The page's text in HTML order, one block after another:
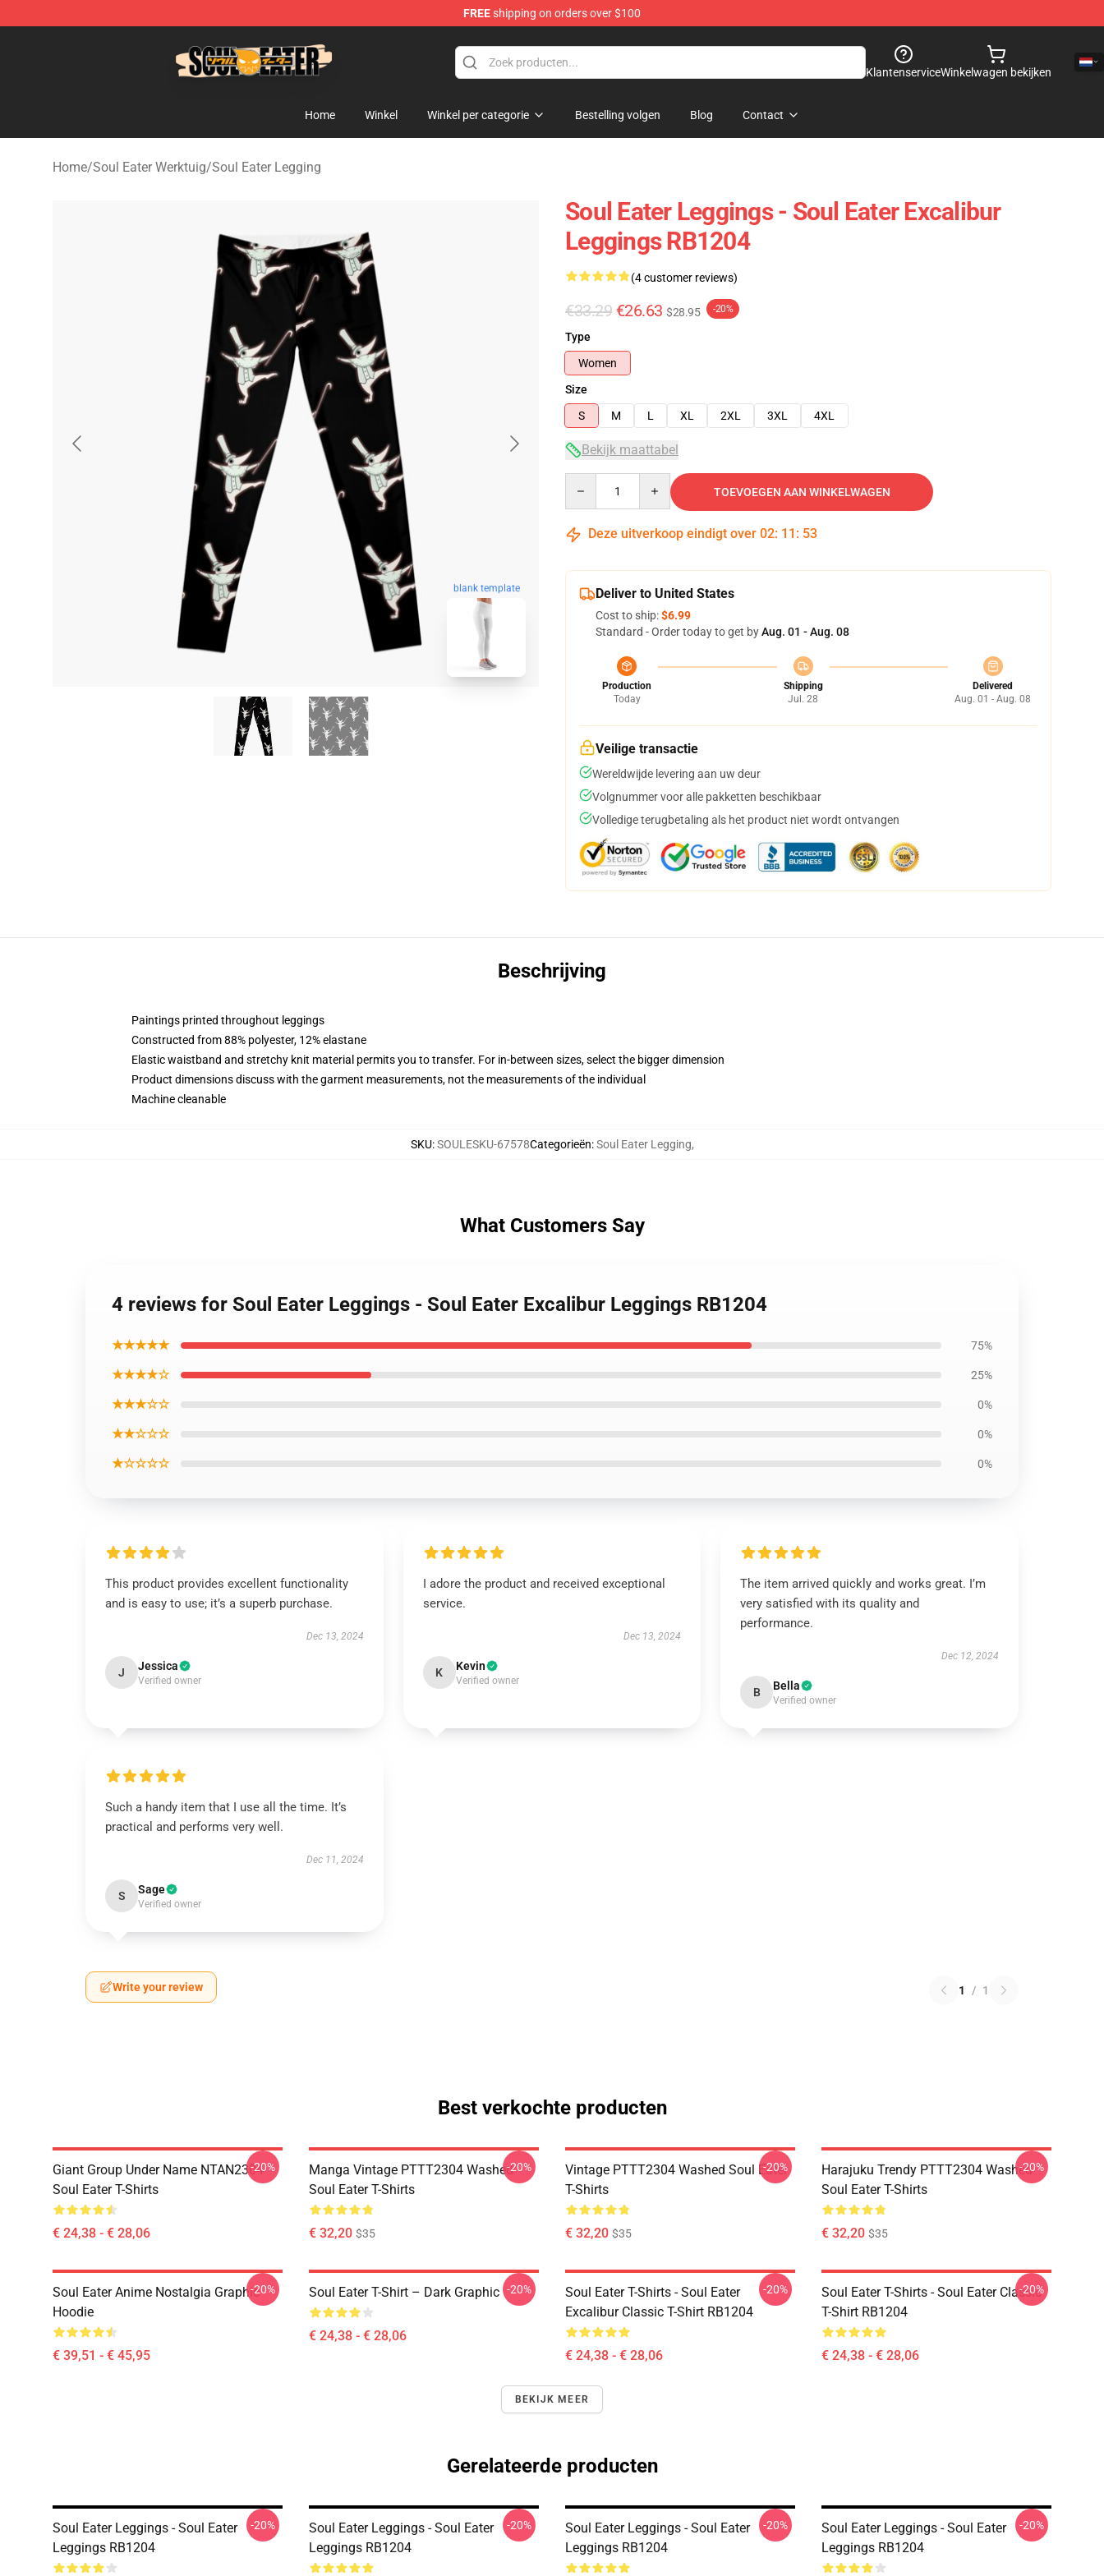
FREEshipping on orders over $100
KlantenserviceWinkelwagen bekijken
Home Winkel Winkel per categorie Bestelling volgen Blog Contact
Home/Soul Eater Werktuig/Soul Eater Legging
blank template
Soul Eater Leggings - Soul Eater Excalibur
Leggings RB1204
(4 customer reviews)
€33.29 €26.63 $28.95 -20%
Type
Women
Size
S
M L XL 2XL 3XL 4XL
Bekijk maattabel
TOEVOEGEN AAN WINKELWAGEN
Deze uitverkoop eindigt over 02: 11 : 52
Deliver to United States
Cost to ship:$6.99
Standard - Order today to get byAug. 01 - Aug. 08
Production
Today
Shipping
Jul. 28
Delivered
Aug. 01 - Aug. 08
Veilige transactie
Wereldwijde levering aan uw deur
Volgnummer voor alle pakketten beschikbaar
Volledige terugbetaling als het product niet wordt ontvangen
Beschrijving
Paintings printed throughout leggings
Constructed from 88% polyester, 12% elastane
Elastic waistband and stretchy knit material permits you to transfer. For in-between sizes, select the bigger dimension
Product dimensions discuss with the garment measurements, not the measurements of the individual
Machine cleanable
SKU:SOULESKU-67578Categorieën:Soul Eater Legging,
What Customers Say
4 reviews for Soul Eater Leggings - Soul Eater Excalibur Leggings RB1204
★★★★★ 75%
★★★★☆ 25%
★★★☆☆ 0%
★★☆☆☆ 0%
★☆☆☆☆ 0%
This product provides excellent functionality
and is easy to use; it’s a superb purchase.
Dec 13, 2024
J Jessica
Verified owner
I adore the product and received exceptional
service.
Dec 13, 2024
K Kevin
Verified owner
The item arrived quickly and works great. I’m
very satisfied with its quality and
performance.
Dec 12, 2024
B Bella
Verified owner
Such a handy item that I use all the time. It’s
practical and performs very well.
Dec 11, 2024
S Sage
Verified owner
Write your review 1 / 1
Best verkochte producten
Giant Group Under Name NTAN2304
Soul Eater T-Shirts
€ 24,38 - € 28,06
-20%
Manga Vintage PTTT2304 Washed
Soul Eater T-Shirts
€ 32,20 $35
-20%
Vintage PTTT2304 Washed Soul Eater
T-Shirts
€ 32,20 $35
-20%
Harajuku Trendy PTTT2304 Washed
Soul Eater T-Shirts
€ 32,20 $35
-20%
Soul Eater Anime Nostalgia Graphic
Hoodie
€ 39,51 - € 45,95
-20% Soul Eater T-Shirt – Dark Graphic
€ 24,38 - € 28,06
-20%
Soul Eater T-Shirts - Soul Eater
Excalibur Classic T-Shirt RB1204
€ 24,38 - € 28,06
-20%
Soul Eater T-Shirts - Soul Eater Classic
T-Shirt RB1204
€ 24,38 - € 28,06
-20%
BEKIJK MEER
Gerelateerde producten
Soul Eater Leggings - Soul Eater
Leggings RB1204
-20%
Soul Eater Leggings - Soul Eater
Leggings RB1204
-20%
Soul Eater Leggings - Soul Eater
Leggings RB1204
-20%
Soul Eater Leggings - Soul Eater
Leggings RB1204
-20%